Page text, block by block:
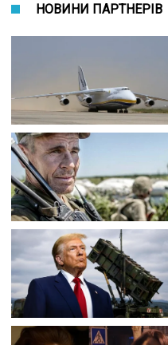
НОВИНИ ПАРТНЕРІВ